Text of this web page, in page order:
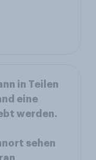
in Teilen
eine
werden.
sehen